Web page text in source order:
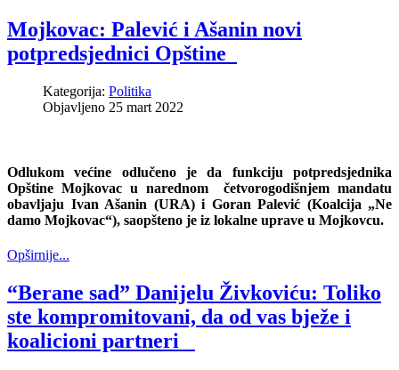
Mojkovac: Palević i Ašanin novi
potpredsjednici Opštine
Kategorija: Politika
Objavljeno 25 mart 2022
Odlukom većine odlučeno je da funkciju potpredsjednika
Opštine Mojkovacu narednom četvorogodišnjem mandatu
obavljaju Ivan Ašanin (URA) i Goran Palević (Koalcija „Ne
damo Mojkovac“), saopšteno je iz lokalne uprave u Mojkovcu.
Opširnije...
“Berane sad” Danijelu Živkoviću: Toliko
ste kompromitovani, da od vas bježe i
koalicioni partneri